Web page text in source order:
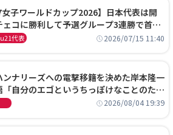
女子ワールドカップ2026】日本代表は開
ェコに勝利して予選グループ3連勝で首位
準々決勝の相手はエジプトに決定
代表 2026/07/15 11:40
ンナリーズへの電撃移籍を決めた岸本隆一
「自分のエゴというちっぽけなことのため
に来たわけではない」
2026/08/04 19:39